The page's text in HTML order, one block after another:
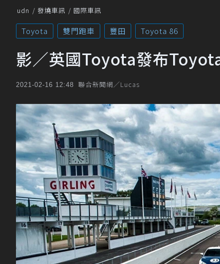
udn 發燒車訊 國際車訊
Toyota 雙門跑車 豐田 Toyota 86
影／英國Toyota發布
2021-02-16 12:48 聯合新聞網／Lucas